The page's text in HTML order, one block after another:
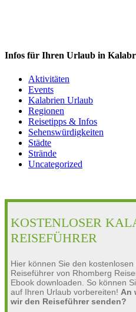
Infos für Ihren Urlaub in
Aktivitäten
Events
Kalabrien Urlaub
Regionen
Reisetipps & Infos
Sehenswürdigkeiten
Städte
Strände
Uncategorized
KOSTENLOSER
REISEFÜHRER
Hier können Sie den kostenlosen
Reiseführer von Rhomberg
Ebook downloaden. So können
auf Ihren Urlaub vorbereiten! An
wir den Reiseführer senden?